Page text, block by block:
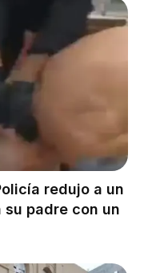
redujo a un
su padre con un